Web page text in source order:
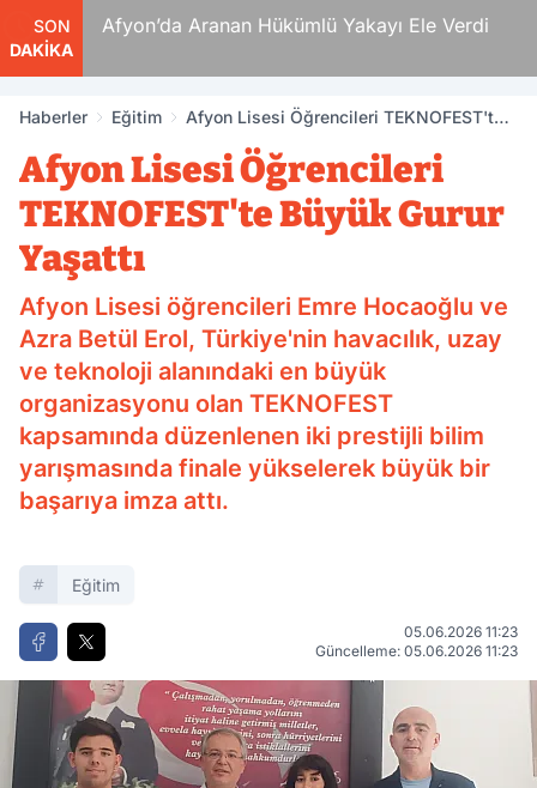
SON
DAKİKA
Afyon’da Aranan Hükümlü Yakayı Ele Verdi
Haberler Eğitim
Afyon Lisesi Öğrencileri TEKNOFEST'te
Afyon Lisesi Öğrencileri
TEKNOFEST'te Büyük Gurur
Yaşattı
Afyon Lisesi öğrencileri Emre Hocaoğlu ve
Azra Betül Erol, Türkiye'nin havacılık, uzay
ve teknoloji alanındaki en büyük
organizasyonu olan TEKNOFEST
kapsamında düzenlenen iki prestijli bilim
yarışmasında finale yükselerek büyük bir
başarıya imza attı.
Eğitim
05.06.2026 11:23
Güncelleme: 05.06.2026 11:23